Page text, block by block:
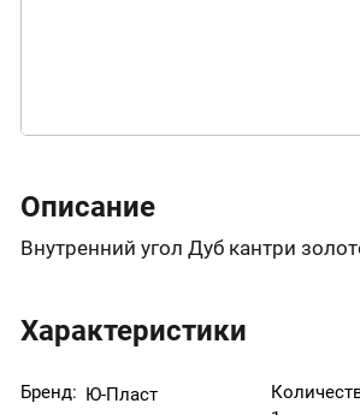
Описание
Внутренний угол Дуб кантри
Характеристики
Бренд: Ю-Пласт